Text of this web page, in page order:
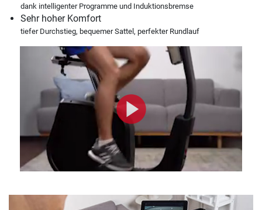
dank intelligenter Programme und Induktionsbremse
Sehr hoher Komfort
tiefer Durchstieg, bequemer Sattel, perfekter Rundlauf